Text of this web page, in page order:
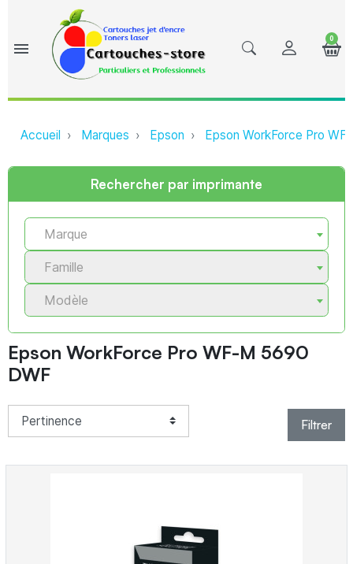
menu
0
Accueil Marques Epson Epson WorkForce Pro
Rechercher par imprimante
Marque
Famille
Modèle
Epson WorkForce Pro WF-M 5690
DWF
Filtrer